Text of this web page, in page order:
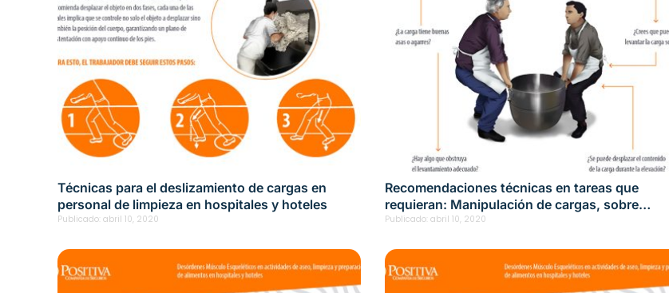
Técnicas para el deslizamiento de cargas en
personal de limpieza en hospitales y hoteles
Publicado: abril 10, 2020
Recomendaciones técnicas en tareas que
requieran: Manipulación de cargas, sobre
esfuerzos, caídas, tropezones, deslizamientos
restaurantes (v2)
Publicado: abril 10, 2020